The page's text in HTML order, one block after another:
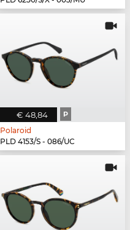
€ 48,84 P
Polaroid
PLD 4153/S - 086/UC